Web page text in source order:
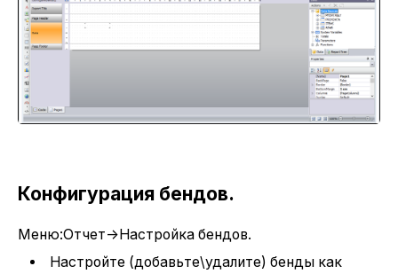
Конфигурация бендов.
Меню:Отчет->Настройка бендов.
Настройте (добавьте\удалите) бенды как